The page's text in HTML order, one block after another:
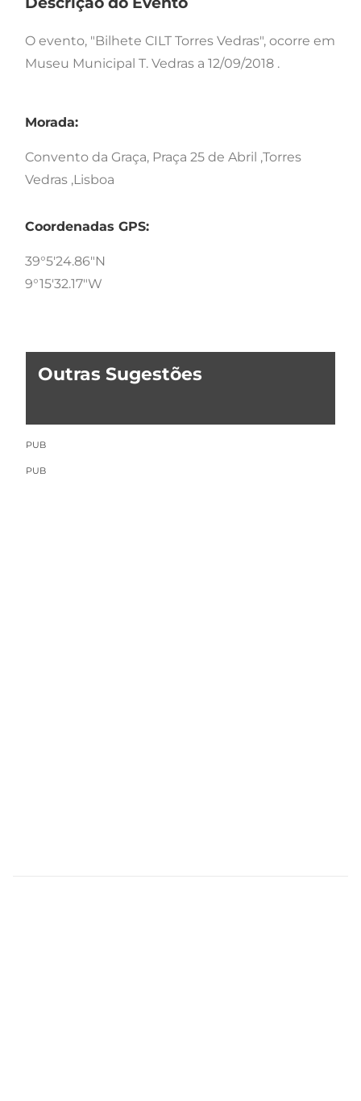
O evento, "Bilhete CILT Torres Vedras", ocorre em
Museu Municipal T. Vedras a 12/09/2018 .
Morada:
Convento da Graça, Praça 25 de Abril ,Torres
Vedras ,Lisboa
Coordenadas GPS:
39°5'24.86"N
9°15'32.17"W
Outras Sugestões
PUB
PUB